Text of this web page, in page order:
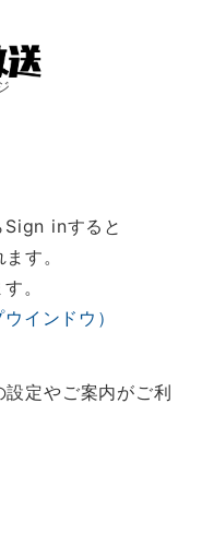
Sign inすると
す。
。
インドウ）
定やご案内がご利